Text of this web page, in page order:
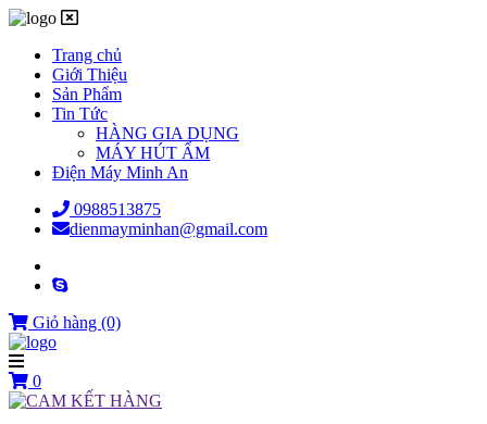
Trang chủ
Giới Thiệu
Sản Phẩm
Tin Tức
HÀNG GIA DỤNG
MÁY HÚT ẨM
Điện Máy Minh An
0988513875
dienmayminhan@gmail.com
Giỏ hàng (0)
0